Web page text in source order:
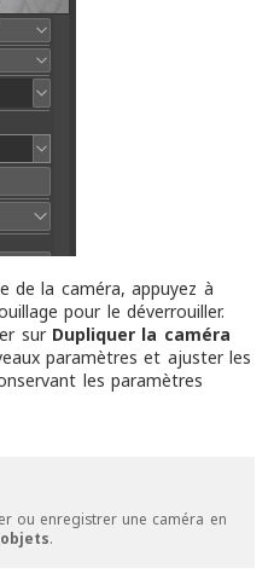
de la caméra, appuyez à
pour le déverrouiller.
sur Dupliquer la caméra
paramètres et ajuster les
les paramètres
ou enregistrer une caméra en
.